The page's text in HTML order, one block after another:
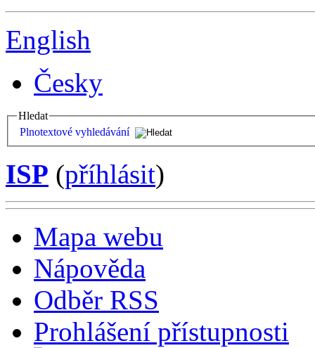
English
Česky
Hledat
Plnotextové vyhledávání
ISP (příhlásit)
Mapa webu
Nápověda
Odběr RSS
Prohlášení přístupnosti